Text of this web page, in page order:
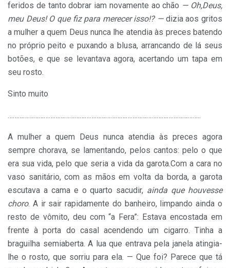
feridos de tanto dobrar iam novamente ao chão — Oh,Deus,
meu Deus! O que fiz para merecer isso!? — dizia aos gritos
a mulher a quem Deus nunca lhe atendia às preces batendo
no próprio peito e puxando a blusa, arrancando de lá seus
botões, e que se levantava agora, acertando um tapa em
seu rosto.
Sinto muito
…………………………………………………………………………………………………..
A mulher a quem Deus nunca atendia às preces agora
sempre chorava, se lamentando, pelos cantos: pelo o que
era sua vida, pelo que seria a vida da garota.Com a cara no
vaso sanitário, com as mãos em volta da borda, a garota
escutava a cama e o quarto sacudir, ainda que houvesse
choro. A ir sair rapidamente do banheiro, limpando ainda o
resto de vômito, deu com “a Fera”: Estava encostada em
frente à porta do casal acendendo um cigarro. Tinha a
braguilha semiaberta. A lua que entrava pela janela atingia-
lhe o rosto, que sorriu para ela. — Que foi? Parece que tá